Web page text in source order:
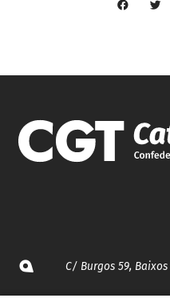
C/ Burgos 59,